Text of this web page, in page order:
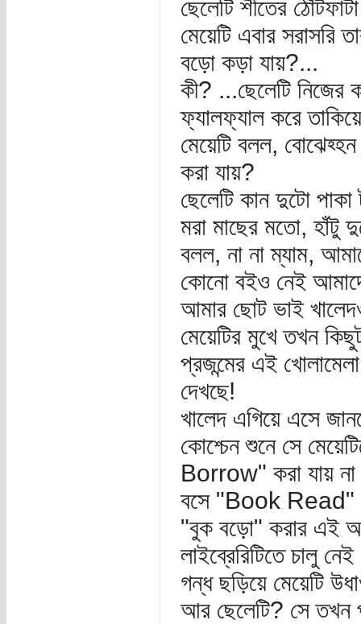
ছেলেটি শীতের
মেয়েটি এবার সরাসরি
বড়ো কড়া যায়?...
কী? ...ছেলেটি নিজের
ফ্যালফ্যাল করে
মেয়েটি বলল,
করা যায়?
ছেলেটি কান দুটো
মরা মাছের মতো, হাঁটু
বলল, না না ম্যাম,
কোনো বইও নেই
আমার ছোট ভাই
মেয়েটির মুখে তখন
প্রজন্মের এই
দেখছে!
খালেদ এগিয়ে এসে
কোশ্চেন শুনে সে
Borrow" করা যায়
বসে "Book Read"
"বুক বড়ো" করার এই
লাইব্রেরিটিতে চালু
গন্ধ ছড়িয়ে মেয়েটি
আর ছেলেটি? সে তখন